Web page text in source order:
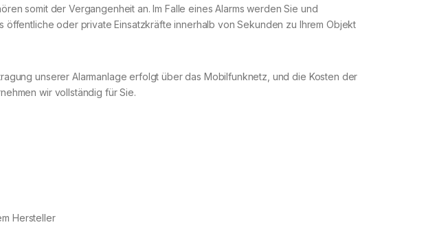
somit der Vergangenheit an. Im Falle eines Alarms werden Sie und
öffentliche oder private Einsatzkräfte innerhalb von Sekunden zu Ihrem Objekt
unserer Alarmanlage erfolgt über das Mobilfunknetz, und die Kosten der
wir vollständig für Sie.
Hersteller